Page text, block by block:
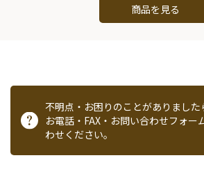
商品を見る
不明点・お困りのことがありました
お電話・FAX・お問い合わせフォー
わせください。